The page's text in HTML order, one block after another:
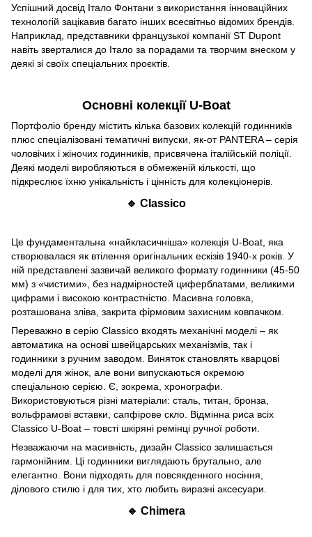
Успішний досвід Італо Фонтани з використання інноваційних
технологій зацікавив багато інших всесвітньо відомих брендів.
Наприклад, представники французької компанії ST Dupont
навіть зверталися до Італо за порадами та творчим внеском у
деякі зі своїх спеціальних проєктів.
Основні колекції U-Boat
Портфоліо бренду містить кілька базових колекцій годинників
плюс спеціалізовані тематичні випуски, як-от PANTERA – серія
чоловічих і жіночих годинників, присвячена італійській поліції.
Деякі моделі виробляються в обмеженій кількості, що
підкреслює їхню унікальність і цінність для колекціонерів.
🔹 Classico
Це фундаментальна «найкласичніша» колекція U-Boat, яка
створювалася як втілення оригінальних ескізів 1940-х років. У
ній представлені зазвичай великого формату годинники (45-50
мм) з «чистими», без надмірностей циферблатами, великими
цифрами і високою контрастністю. Масивна головка,
розташована зліва, закрита фірмовим захисним ковпачком.
Переважно в серію Classico входять механічні моделі – як
автоматика на основі швейцарських механізмів, так і
годинники з ручним заводом. Виняток становлять кварцові
моделі для жінок, але вони випускаються окремою
спеціальною серією. Є, зокрема, хронографи.
Використовуються різні матеріали: сталь, титан, бронза,
вольфрамові вставки, сапфірове скло. Відмінна риса всіх
Classico U-Boat – товсті шкіряні ремінці ручної роботи.
Незважаючи на масивність, дизайн Classico залишається
гармонійним. Ці годинники виглядають брутально, але
елегантно. Вони підходять для повсякденного носіння,
ділового стилю і для тих, хто любить виразні аксесуари.
🔹 Chimera